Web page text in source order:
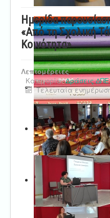
Ημερίδα
«Από τη Σχολική
Κοινότητα»
Λεπτομέρειες
Κατηγορία:Δράσεις ΔΠΕ
Τελευταία ενημέρωση